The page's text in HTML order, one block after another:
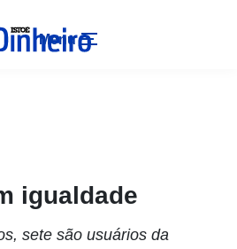
Menu
igualdade
sete são usuários da